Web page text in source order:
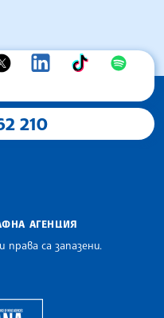
210
АГЕНЦИЯ
са запазени.
of the Balkan News Agencies